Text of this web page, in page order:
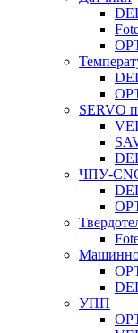
SERVO
ЧПУ-
УПП